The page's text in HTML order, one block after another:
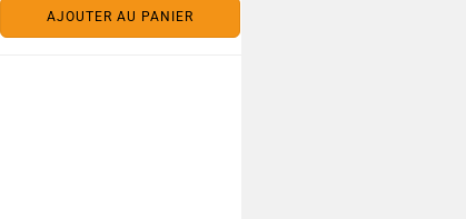
AJOUTER AU PANIER